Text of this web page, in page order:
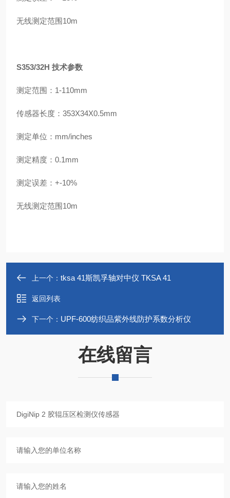
无线测定范围10m
S353/32H 技术参数
测定范围：1-110mm
传感器长度：353X34X0.5mm
测定单位：mm/inches
测定精度：0.1mm
测定误差：+-10%
无线测定范围10m
上一个： tksa 41斯凯孚轴对中仪 TKSA 41
返回列表
下一个： UPF-600纺织品紫外线防护系数分析仪
在线留言